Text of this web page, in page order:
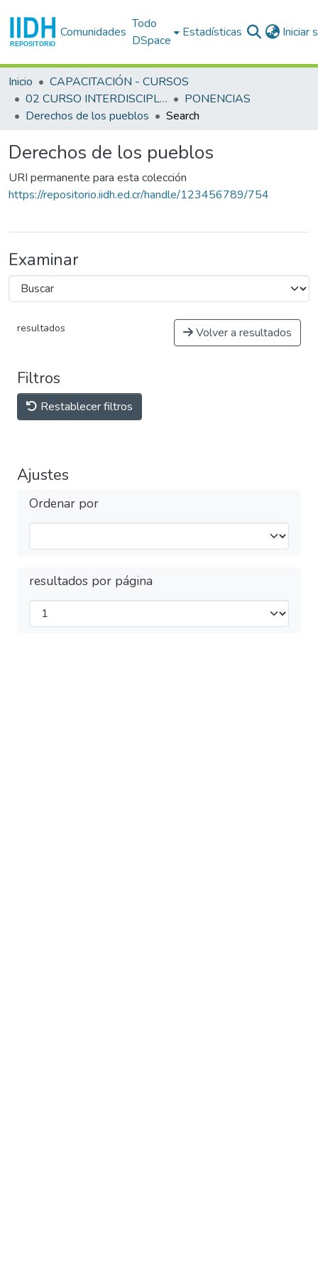
Comunidades
Todo
DSpace
Estadísticas Iniciar
Inicio
CAPACITACIÓN - CURSOS
02 CURSO INTERDISCIPLINARIO EN DERECHOS HUMANOS (2o. : 1984 sep. 3-14 : San José)
PONENCIAS
Derechos de los pueblos
Search
Derechos de los pueblos
URI permanente para esta colección
https://repositorio.iidh.ed.cr/handle/123456789/754
Examinar
resultados Volver a resultados
Filtros
Restablecer filtros
Ajustes
Ordenar por
resultados por página